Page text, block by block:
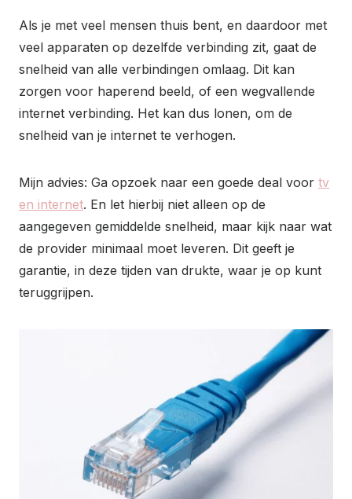
Als je met veel mensen thuis bent, en daardoor met
veel apparaten op dezelfde verbinding zit, gaat de
snelheid van alle verbindingen omlaag. Dit kan
zorgen voor haperend beeld, of een wegvallende
internet verbinding. Het kan dus lonen, om de
snelheid van je internet te verhogen.
Mijn advies: Ga opzoek naar een goede deal voor tv
en internet. En let hierbij niet alleen op de
aangegeven gemiddelde snelheid, maar kijk naar wat
de provider minimaal moet leveren. Dit geeft je
garantie, in deze tijden van drukte, waar je op kunt
teruggrijpen.